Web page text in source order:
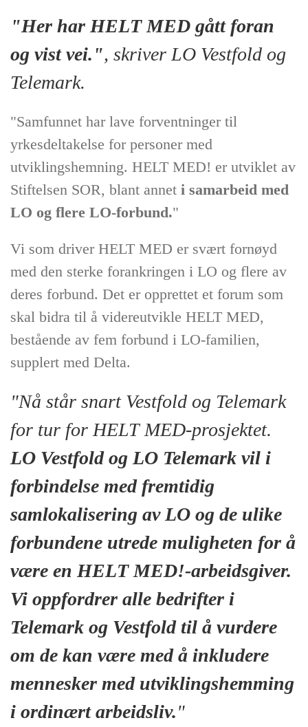
"Her har HELT MED gått foran
og vist vei.", skriver LO Vestfold og
Telemark.
"Samfunnet har lave forventninger til
yrkesdeltakelse for personer med
utviklingshemning. HELT MED! er utviklet av
Stiftelsen SOR, blant annet i samarbeid med
LO og flere LO-forbund."
Vi som driver HELT MED er svært fornøyd
med den sterke forankringen i LO og flere av
deres forbund. Det er opprettet et forum som
skal bidra til å videreutvikle HELT MED,
bestående av fem forbund i LO-familien,
supplert med Delta.
"Nå står snart Vestfold og Telemark
for tur for HELT MED-prosjektet.
LO Vestfold og LO Telemark vil i
forbindelse med fremtidig
samlokalisering av LO og de ulike
forbundene utrede muligheten for å
være en HELT MED!-arbeidsgiver.
Vi oppfordrer alle bedrifter i
Telemark og Vestfold til å vurdere
om de kan være med å inkludere
mennesker med utviklingshemming
i ordinært arbeidsliv."